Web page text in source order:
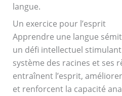
langue.
Un exercice pour l’esprit
Apprendre une langue
un défi intellectuel
système des racines et ses
entraînent l’esprit,
et renforcent la capacité